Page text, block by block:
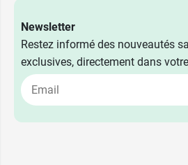
Newsletter
Restez informé des nouveautés
exclusives, directement dans